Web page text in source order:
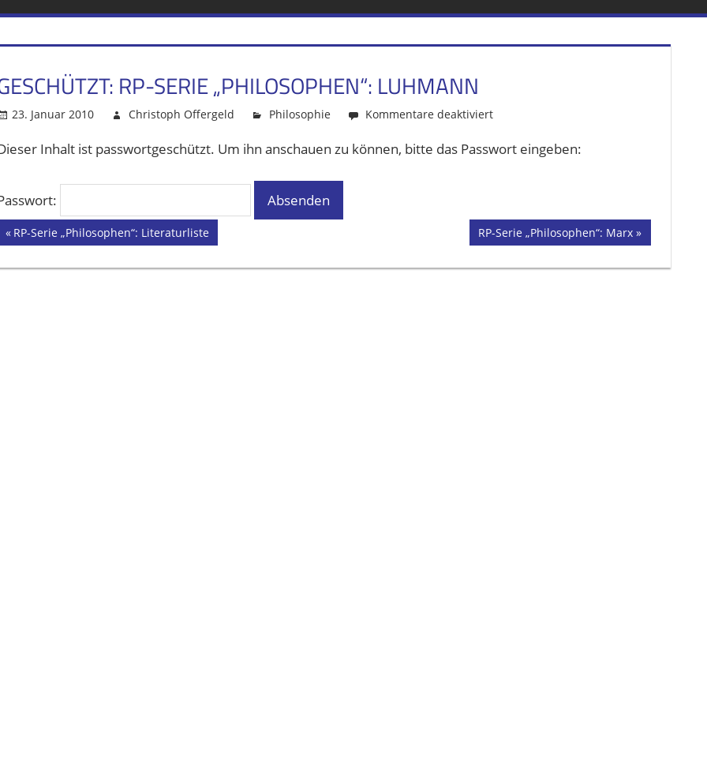
IM
BISTUM
AACHEN
RP-SERIE „PHILOSOPHEN“: LUHMANN
23. Januar 2010 Christoph Offergeld Philosophie Kommentare deaktiviert
RP-
Inhalt ist passwortgeschützt. Um ihn anschauen zu können, bitte das Passwort eingeben:
Vorheriger
RP-Serie „Philosophen“: Literaturliste
Nächster
RP-Serie „Philosophen“: Marx